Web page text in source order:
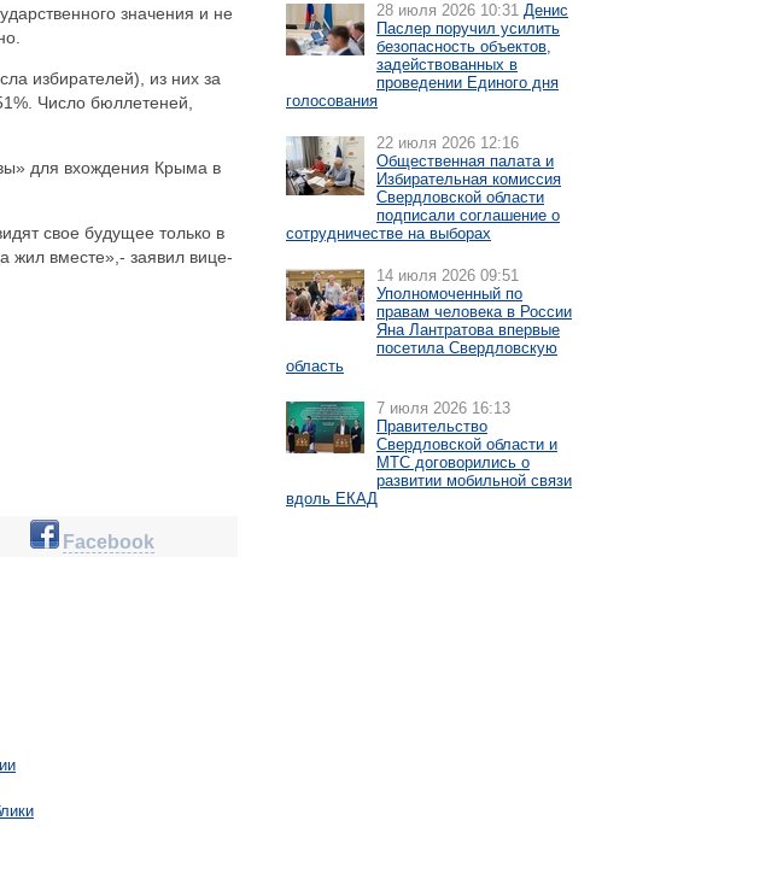
значения и не
избирателей), из них за
Число бюллетеней,
для вхождения Крыма в
свое будущее только в
жил вместе»,- заявил вице-
Facebook
28 июля 2026 10:31 Денис
Паслер поручил усилить
безопасность объектов,
задействованных в
проведении Единого дня
голосования
22 июля 2026 12:16
Общественная палата и
Избирательная комиссия
Свердловской области
подписали соглашение о
сотрудничестве на выборах
14 июля 2026 09:51
Уполномоченный по
правам человека в России
Яна Лантратова впервые
посетила Свердловскую
область
7 июля 2026 16:13
Правительство
Свердловской области и
МТС договорились о
развитии мобильной связи
вдоль ЕКАД